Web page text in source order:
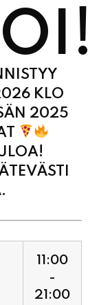
KLO
2025
-
21:00
11:00
-